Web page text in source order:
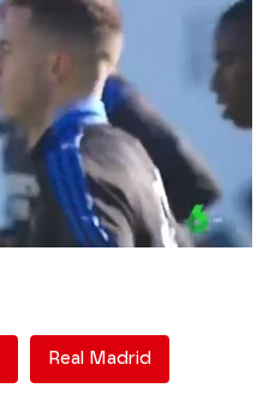
2021, 17:51
Real Madrid